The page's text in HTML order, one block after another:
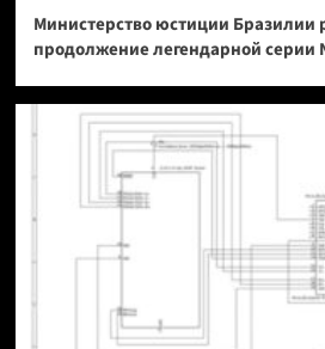
Министерство юстиции Бразилии
продолжение легендарной серии